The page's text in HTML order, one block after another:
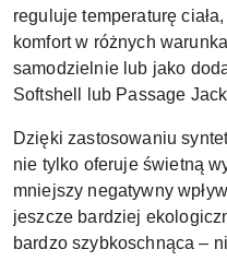
reguluje temperaturę
komfort w różnych
samodzielnie lub jako
Softshell lub Passage
Dzięki zastosowaniu
nie tylko oferuje świetną
mniejszy negatywny
jeszcze bardziej
bardzo szybkoschnąca –